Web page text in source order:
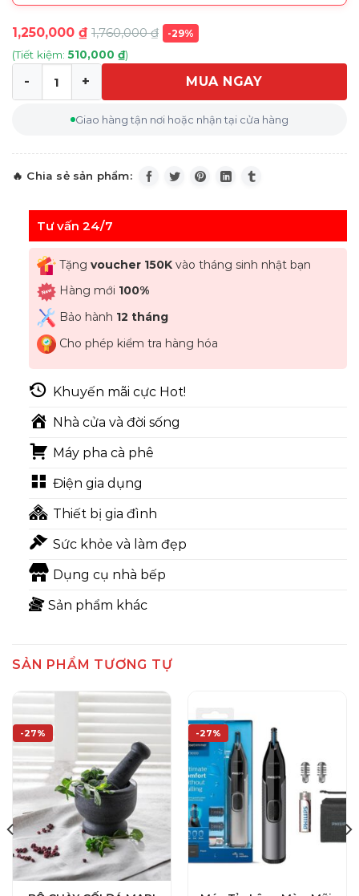
1,250,000 ₫ 1,760,000₫ -29%
(Tiết kiệm:510,000 ₫)
Giá Treo Giấy Vệ Sinh Đa Năng Joseph Joseph
MUA NGAY
Giao hàng tận nơi hoặc nhận tại cửa hàng
Tư vấn 24/7
Tặng voucher 150Kvào tháng sinh nhật bạn
Hàng mới 100%
Bảo hành 12 tháng
Cho phép kiểm tra hàng hóa
Khuyến mãi cực Hot!
Nhà cửa và đời sống
Máy pha cà phê
Điện gia dụng
Thiết bị gia đình
Sức khỏe và làm đẹp
Dụng cụ nhà bếp
Sản phẩm khác
SẢN PHẨM TƯƠNG TỰ
-27% -27%